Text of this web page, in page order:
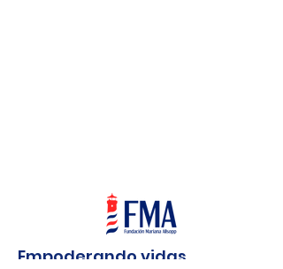
Empoderando vidas